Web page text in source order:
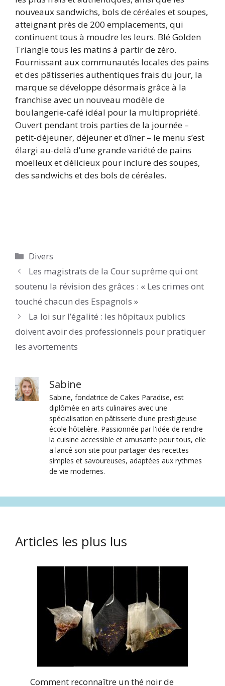
nouveaux sandwichs, bols de céréales et soupes,
atteignant près de 200 emplacements, qui
continuent tous à moudre les leurs. Blé Golden
Triangle tous les matins à partir de zéro.
Fournissant aux communautés locales des pains
et des pâtisseries authentiques frais du jour, la
marque se développe désormais grâce à la
franchise avec un nouveau modèle de
boulangerie-café idéal pour la multipropriété.
Ouvert pendant trois parties de la journée –
petit-déjeuner, déjeuner et dîner – le menu s’est
élargi au-delà d’une grande variété de pains
moelleux et délicieux pour inclure des soupes,
des sandwichs et des bols de céréales.
Catégories
Divers
Les magistrats de la Cour suprême qui ont
soutenu la révision des grâces : « Les crimes ont
touché chacun des Espagnols »
La loi sur l’égalité : les hôpitaux publics
doivent avoir des professionnels pour pratiquer
les avortements
Sabine
Sabine, fondatrice de Cakes Paradise, est
diplômée en arts culinaires avec une
spécialisation en pâtisserie d'une prestigieuse
école hôtelière. Passionnée par l'idée de rendre
la cuisine accessible et amusante pour tous, elle
a lancé son site pour partager des recettes
simples et savoureuses, adaptées aux rythmes
de vie modernes.
Articles les plus lus
Comment reconnaître un thé noir de